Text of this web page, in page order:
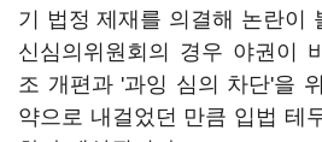
기 법정 제재를 의결해 논란이
신심의위원회의 경우 야권이
조 개편과 '과잉 심의 차단'을
약으로 내걸었던 만큼 입법 테